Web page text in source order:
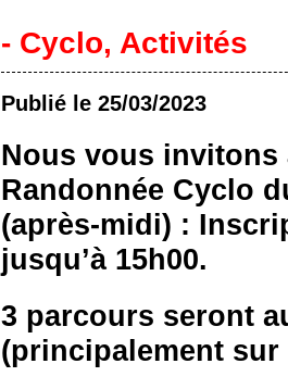
- Cyclo, Activités
Publié le 25/03/2023
Nous vous
Randonnée Cyclo
(après-midi) :
jusqu’à 15h00.
3 parcours seront
(principalement sur